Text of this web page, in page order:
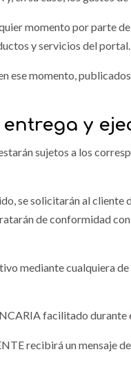
momento por parte de
y servicios del portal.
ese momento,
y
sujetos a los
se solicitarán al cliente
de conformidad
mediante cualquiera de
facilitado durante
recibirá un mensaje